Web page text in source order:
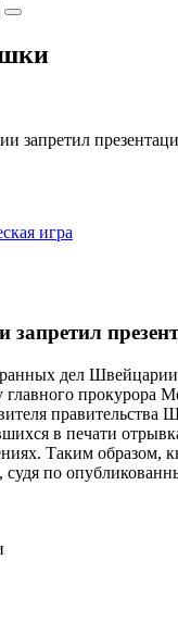
запретил
игра
дел Швейцарии
главного прокурора
в печати
Таким образом,
судя по